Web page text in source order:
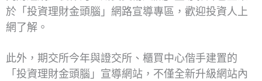
於「投資理財金頭腦」網路宣導專區，歡迎投資人上
網了解。
此外，期交所今年與證交所、櫃買中心偕手建置的
「投資理財金頭腦」宣導網站，不僅全新升級網站內